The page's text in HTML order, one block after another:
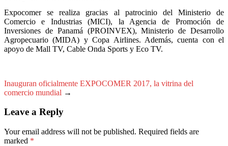
Expocomer se realiza gracias al patrocinio del Ministerio de
Comercio e Industrias (MICI), la Agencia de Promoción de
Inversiones de Panamá (PROINVEX), Ministerio de Desarrollo
Agropecuario (MIDA) y Copa Airlines. Además, cuenta con el
apoyo de Mall TV, Cable Onda Sports y Eco TV.
Inauguran oficialmente EXPOCOMER 2017, la vitrina del
comercio mundial →
Leave a Reply
Your email address will not be published. Required fields are
marked *